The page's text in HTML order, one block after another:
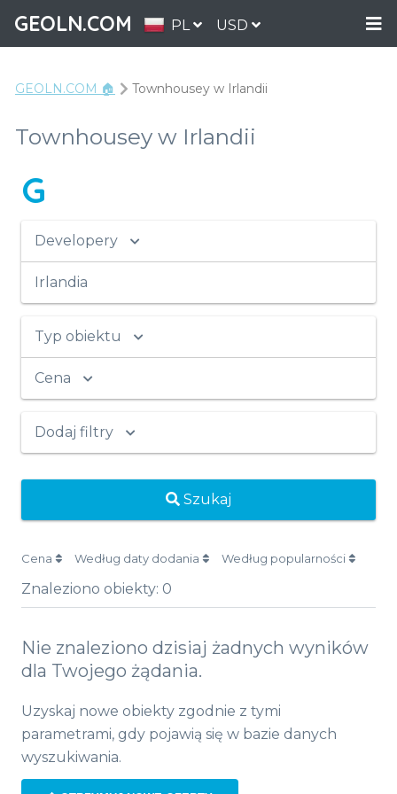
GEOLN.COM PL USD
GEOLN.COM 🏠 Townhousey w Irlandii
Townhousey w Irlandii
G
Developery
Irlandia
Typ obiektu
Cena
Dodaj filtry
Szukaj
Cena Według daty dodania Według popularności
Znaleziono obiekty: 0
Nie znaleziono dzisiaj żadnych wyników
dla Twojego żądania.
Uzyskaj nowe obiekty zgodnie z tymi
parametrami, gdy pojawią się w bazie danych
wyszukiwania.